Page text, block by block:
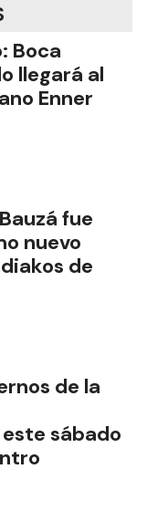
Boca
llegará al
Enner
fue
nuevo
de
de la
sábado